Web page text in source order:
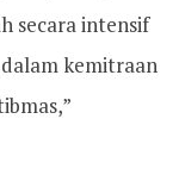
secara intensif
kemitraan